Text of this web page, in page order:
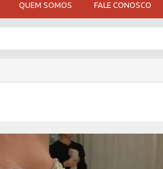
QUEM SOMOS FALE CONOSCO